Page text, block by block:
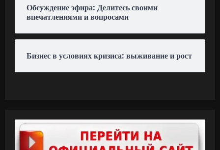
Обсуждение эфира: Делитесь своими
впечатлениями и вопросами
Бизнес в условиях кризиса: выживание и рост